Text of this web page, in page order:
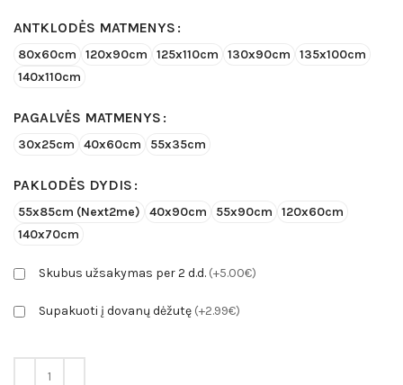
0.00€
37.79€
ANTKLODĖS MATMENYS
80x60cm 120x90cm 125x110cm 130x90cm
135x100cm
140x110cm
PAGALVĖS MATMENYS
30x25cm 40x60cm 55x35cm
PAKLODĖS DYDIS
55x85cm (Next2me) 40x90cm 55x90cm
120x60cm
140x70cm
Skubus užsakymas per 2 d.d. (+5.00€)
Supakuoti į dovanų dėžutę (+2.99€)